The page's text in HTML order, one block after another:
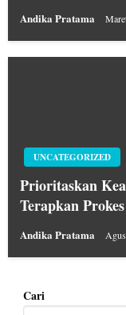
Andika Pratama
UNCATEGORIZED
Prioritaskan
Terapkan
Andika Pratama
Cari